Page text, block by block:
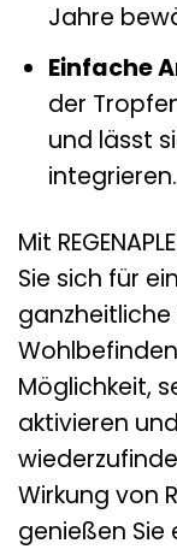
Jahre
Einfache
der
und lässt
integrieren.
Mit
Sie sich für
Möglichkeit,
aktivieren
Wirkung von
genießen Sie